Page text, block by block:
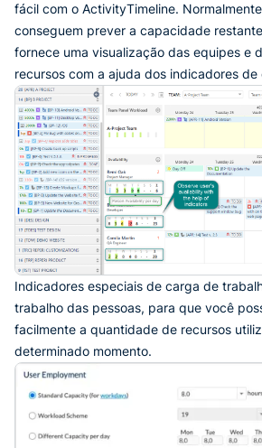
fácil com o ActivityTimeline.
conseguem prever a capacidade
fornece uma visualização das equipes e
recursos com a ajuda dos indicadores
Indicadores especiais de carga de
trabalho das pessoas, para que você
facilmente a quantidade de recursos
determinado momento.